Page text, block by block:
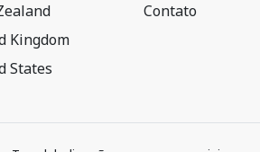
Kingdom
States
Contato